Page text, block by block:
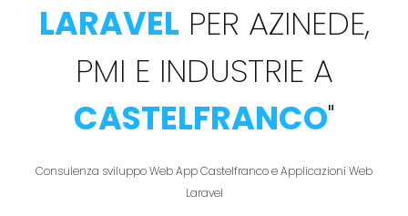
LARAVEL PER AZINEDE,
PMI E INDUSTRIE A
CASTELFRANCO"
Consulenza sviluppo Web App Castelfranco e Applicazioni Web
Laravel